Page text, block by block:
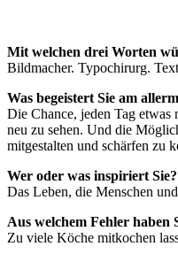
Mit welchen drei Worten
Bildmacher. Typochirurg.
Was begeistert Sie am
Die Chance, jeden Tag etwas
neu zu sehen. Und die
mitgestalten und schärfen zu
Wer oder was inspiriert Sie?
Das Leben, die Menschen
Aus welchem Fehler haben
Zu viele Köche mitkochen